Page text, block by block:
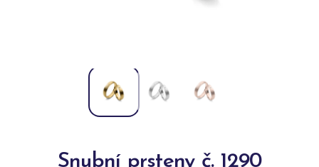
Snubní prsteny č. 1290